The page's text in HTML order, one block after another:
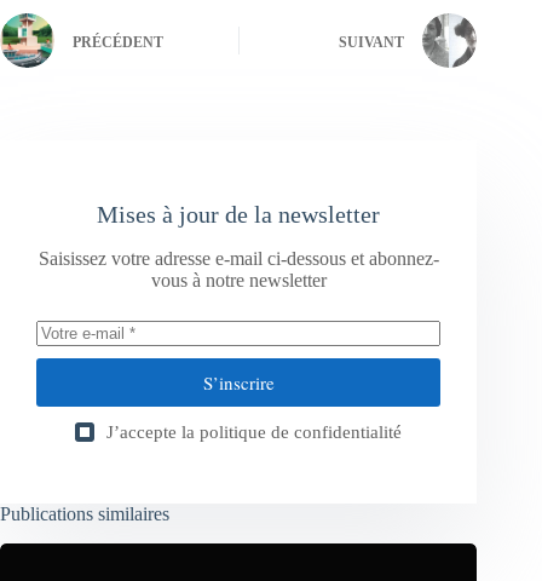
PRÉCÉDENT SUIVANT
Mises à jour de la newsletter
Saisissez votre adresse e-mail ci-dessous et abonnez-
vous à notre newsletter
S’inscrire
J’accepte la politique de confidentialité
Publications similaires